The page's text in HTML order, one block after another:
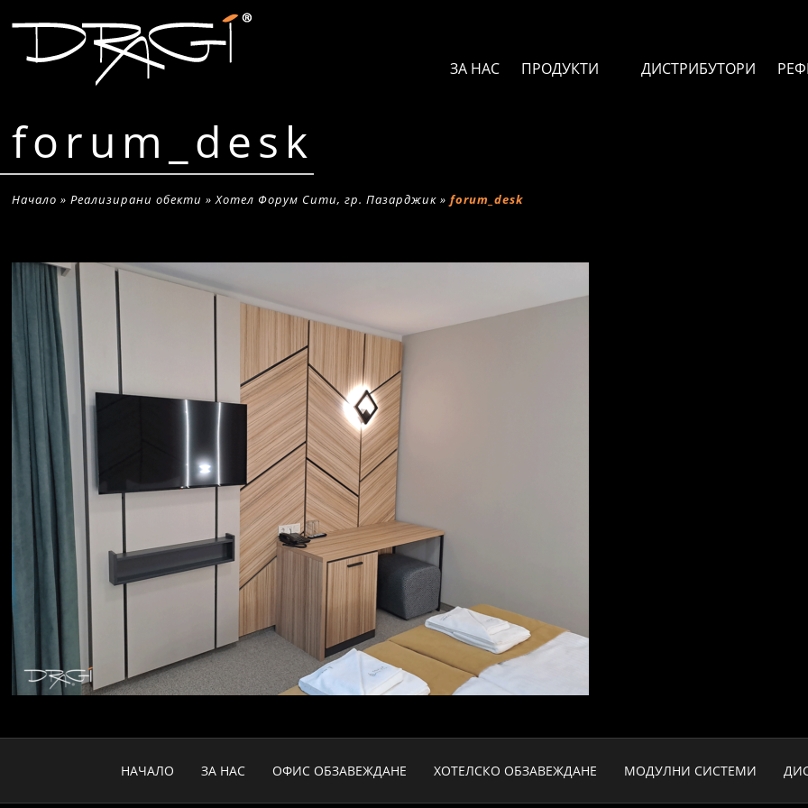
ЗА НАС ПРОДУКТИ ДИСТРИБУТОРИ
forum_desk
Начало »Реализирани обекти »Хотел Форум Сити, гр. Пазарджик »forum_desk
НАЧАЛО ЗА НАС ОФИС ОБЗАВЕЖДАНЕ ХОТЕЛСКО ОБЗАВЕЖДАНЕ МОДУЛНИ СИСТЕМИ